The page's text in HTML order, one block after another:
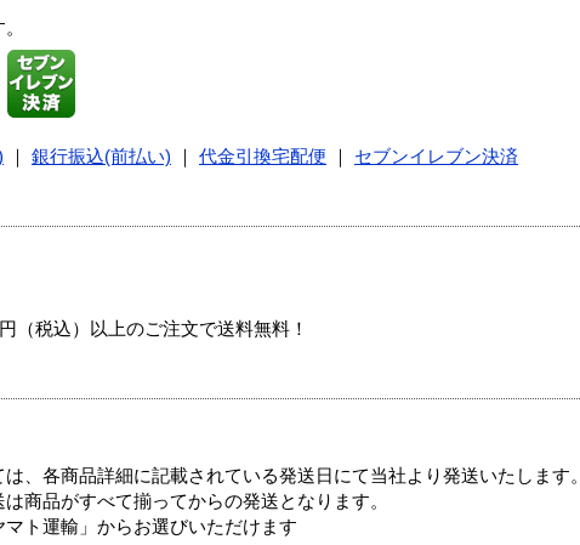
銀行振込(前払い) 代金引換宅配便
セブンイレブン決済
（税込）以上のご注文で送料無料！
、各商品詳細に記載されている発送日にて当社より発送いたします。
商品がすべて揃ってからの発送となります。
ト運輸」からお選びいただけます